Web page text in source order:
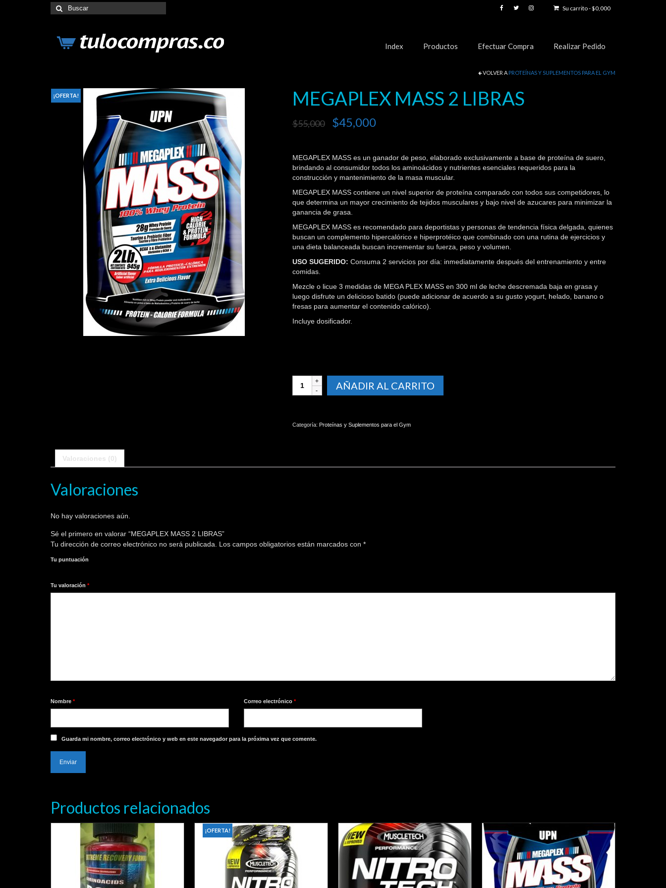
Su carrito-$0,000
Buscar
por:
Index Productos Efectuar Compra Realizar Pedido
VOLVER A PROTEÍNAS Y SUPLEMENTOS PARA EL GYM
¡OFERTA! MEGAPLEX MASS 2 LIBRAS
$55,000 $45,000
MEGAPLEX MASS es un ganador de peso, elaborado exclusivamente a base de proteína de suero,
brindando al consumidor todos los aminoácidos y nutrientes esenciales requeridos para la
construcción y mantenimiento de la masa muscular.
MEGAPLEX MASS contiene un nivel superior de proteína comparado con todos sus competidores, lo
que determina un mayor crecimiento de tejidos musculares y bajo nivel de azucares para minimizar la
ganancia de grasa.
MEGAPLEX MASS es recomendado para deportistas y personas de tendencia física delgada, quienes
buscan un complemento hipercalórico e hiperprotéico que combinado con una rutina de ejercicios y
una dieta balanceada buscan incrementar su fuerza, peso y volumen.
USO SUGERIDO: Consuma 2 servicios por día: inmediatamente después del entrenamiento y entre
comidas.
Mezcle o licue 3 medidas de MEGA PLEX MASS en 300 ml de leche descremada baja en grasa y
luego disfrute un delicioso batido (puede adicionar de acuerdo a su gusto yogurt, helado, banano o
fresas para aumentar el contenido calórico).
Incluye dosificador.
MEGAPLEX
MASS
AÑADIR AL CARRITO
Categoría: Proteínas y Suplementos para el Gym
Valoraciones (0)
Valoraciones
No hay valoraciones aún.
Sé el primero en valorar “MEGAPLEX MASS 2 LIBRAS”
Tu dirección de correo electrónico no será publicada.
Los campos obligatorios están marcados con *
Tu puntuación
Tu valoración *
Nombre * Correo electrónico *
Guarda mi nombre, correo electrónico y web en este navegador para la próxima vez que comente.
Productos relacionados
¡OFERTA!